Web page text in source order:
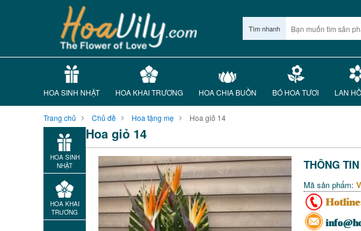
Tìm nhanh
HOA SINH NHẬT HOA KHAI TRƯƠNG HOA CHIA BUỒN BÓ HOA TƯƠI LAN
Trang chủ Chủ đề Hoa tặng mẹ Hoa giỏ 14
HOA SINH
NHẬT
HOA KHAI
TRƯƠNG
Hoa giỏ 14
THÔNG
Mã sản phẩm: